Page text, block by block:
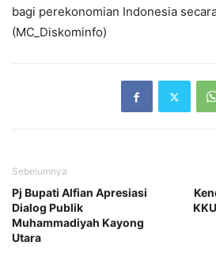
bagi perekonomian Indonesia
(MC_Diskominfo)
Sebelumnya
Pj Bupati Alfian Apresiasi
Dialog Publik
Muhammadiyah Kayong
Utara